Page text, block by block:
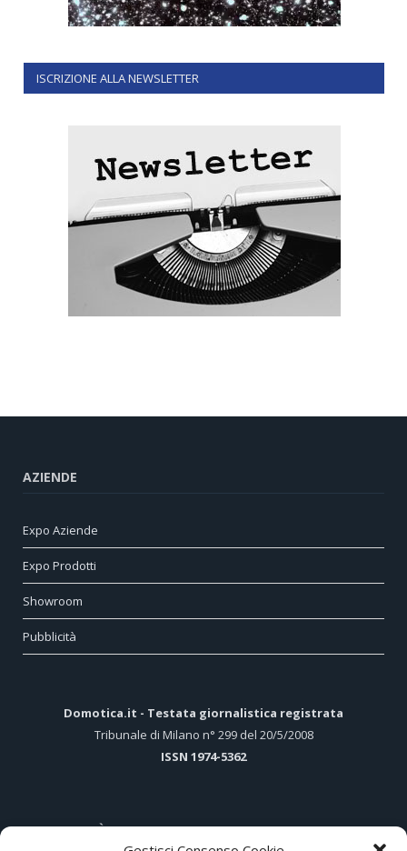
ISCRIZIONE ALLA NEWSLETTER
AZIENDE
Expo Aziende
Expo Prodotti
Showroom
Pubblicità
Domotica.it - Testata giornalistica registrata
Tribunale di Milano n° 299 del 20/5/2008
ISSN 1974-5362
ARTICOLI PIÙ LETTI